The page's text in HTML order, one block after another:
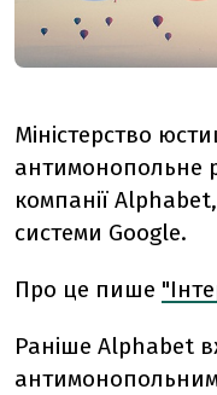
Міністерство
антимонопольне
компанії
системи Google.
Про це пише
Раніше Alphabet